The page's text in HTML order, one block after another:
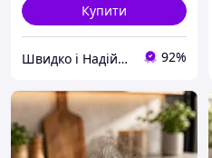
Купити
Швидко і Надійно 92%